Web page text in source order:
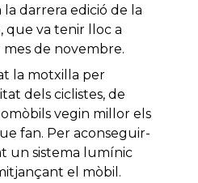
darrera edició de la
que va tenir lloc a
de novembre.
la motxilla per
dels ciclistes, de
vegin millor els
fan. Per aconseguir-
un sistema lumínic
el mòbil.